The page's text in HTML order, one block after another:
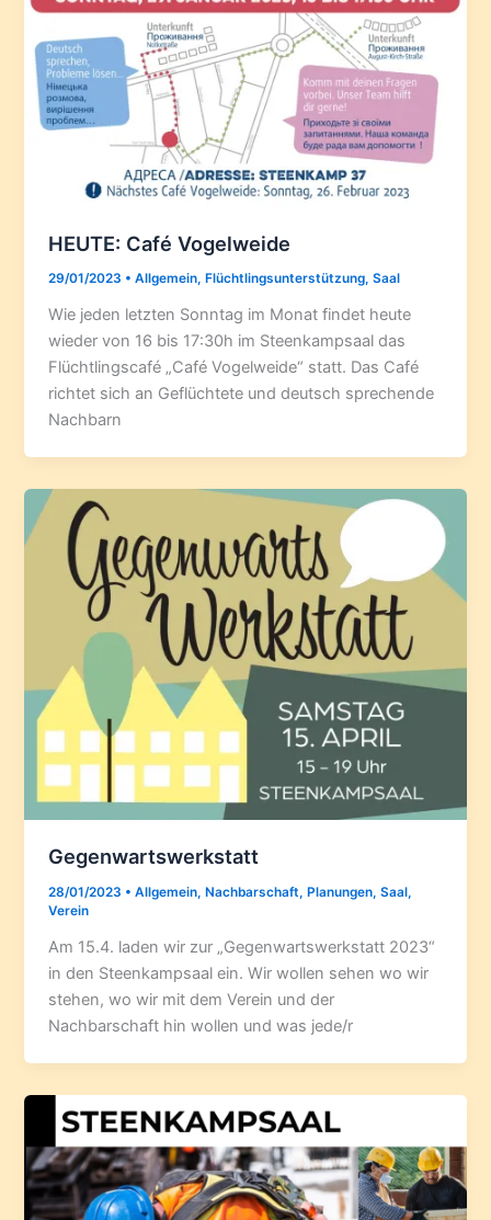
HEUTE: Café Vogelweide
29/01/2023 •Allgemein, Flüchtlingsunterstützung,Saal
Wie jeden letzten Sonntag im Monat findet heute
wieder von 16 bis 17:30h im Steenkampsaal das
Flüchtlingscafé „Café Vogelweide“ statt. Das Café
richtet sich an Geflüchtete und deutsch sprechende
Nachbarn
Gegenwartswerkstatt
28/01/2023 •Allgemein,Nachbarschaft,Planungen,Saal,
Verein
Am 15.4. laden wir zur „Gegenwartswerkstatt 2023“
in den Steenkampsaal ein. Wir wollen sehen wo wir
stehen, wo wir mit dem Verein und der
Nachbarschaft hin wollen und was jede/r